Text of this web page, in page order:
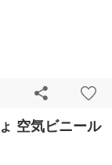
空気ビニール